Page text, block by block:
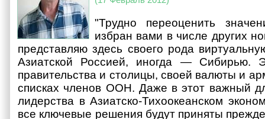
"Трудно переоценить
избран вами в числе других
представляю здесь своего рода
Азиатской Россией, иногда — Сибирью.
правительства и столицы, своей валюты и
списках членов ООН. Даже в этот важный
лидерства в Азиатско-Тихоокеанском
все ключевые решения будут приняты